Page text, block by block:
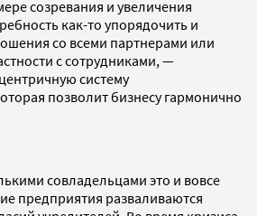
созревания и увеличения
как-то упорядочить и
со всеми партнерами или
с сотрудниками, —
систему
позволит бизнесу гармонично
совладельцами это и вовсе
предприятия разваливаются